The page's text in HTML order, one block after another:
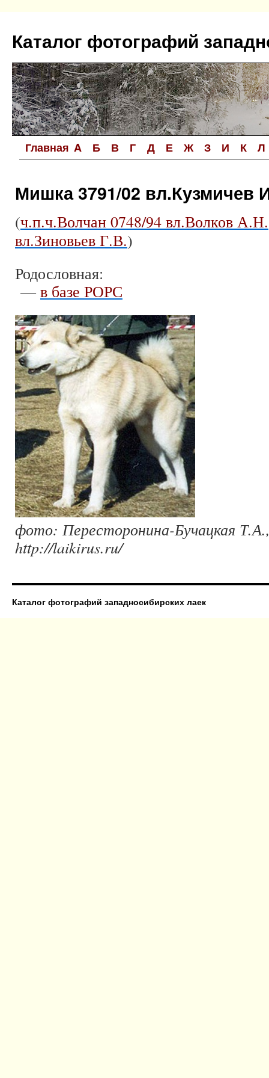
содержимому
Каталог фотографий
Главная A Б В Г Д Е Ж З И К Л
Мишка 3791/02 вл.Кузмичев
(ч.п.ч.Волчан 0748/94 вл.Волков А.Н.
вл.Зиновьев Г.В.)
Родословная:
— в базе РОРС
фото: Пересторонина-Бучацкая
http://laikirus.ru/
Каталог фотографий западносибирских лаек